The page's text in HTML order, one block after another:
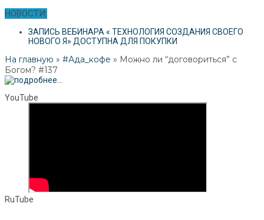
НОВОСТИ:
ЗАПИСЬ ВЕБИНАРА « ТЕХНОЛОГИЯ СОЗДАНИЯ СВОЕГО
НОВОГО Я» ДОСТУПНА ДЛЯ ПОКУПКИ
На главную » #Ада_кофе » Можно ли “договориться” с
Богом? #137
YouTube
RuTube